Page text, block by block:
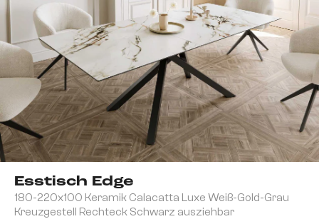
Esstisch Edge
180-220x100 Keramik Calacatta Luxe Weiß-Gold-Grau
Kreuzgestell Rechteck Schwarz ausziehbar